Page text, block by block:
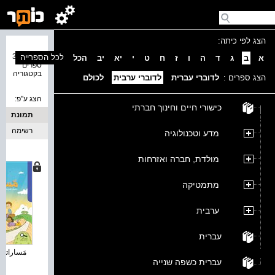
הצג לפי כיתה:
א
ב ג ד ה ו ז ח ט י יא יב הכל
הצג ספרים : לדוברי עברית לדוברי ערבית לכולם
כישורי חיים וחינוך חברתי
מדע וטכנולוגיה
מולדת, חברה ואזרחות
מתמטיקה
ערבית
עברית
עברית כשפה שנייה
נמצאו 30
ספרים
בקטגוריה
לכל הספרייה
הצג ע''פ:
תמונת
כריכה
רשימה